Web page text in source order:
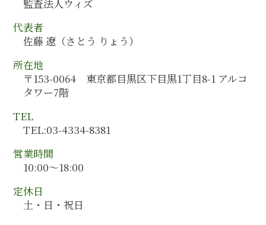
会計監査 提出書類
会計監査 手続き
会計監査 受けること
管理会計 手法
人事制度構築 方法
管理会計 導入
人材育成 うまくいかない
会計コンサルティング 企業
埼玉県 会計コンサルティング
秋田県 会計コンサルティング
山口県 会計監査
神奈川県 会計コンサルティング
千葉県 会計監査
栃木県 会計監査
宮城県 会計監査
和歌山県 会計監査
監査法人ウィズ
代表者
佐藤 遼（さとう りょう）
所在地
〒153-0064 東京都目黒区下目黒1丁目8-1 アルコ
タワー7階
TEL
TEL:03-4334-8381
営業時間
10:00～18:00
定休日
土・日・祝日